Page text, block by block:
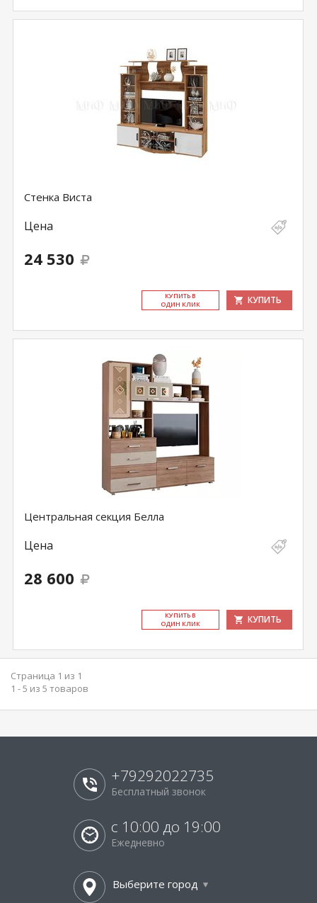
Стенка Виста
Цена
24 530
КУ­ПИТЬ В
ОДИН КЛИК
КУПИТЬ
Центральная секция Белла
Цена
28 600
КУ­ПИТЬ В
ОДИН КЛИК
КУПИТЬ
Страница 1 из 1
1 - 5 из 5 товаров
+79292022735
Бесплатный звонок
с 10:00 до 19:00
Ежедневно
Выберите город